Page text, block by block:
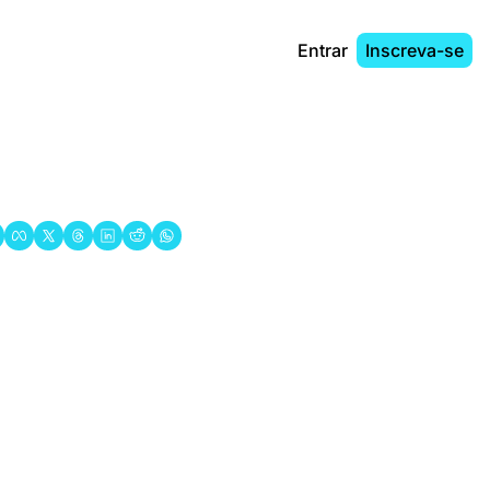
Entrar Inscreva-se